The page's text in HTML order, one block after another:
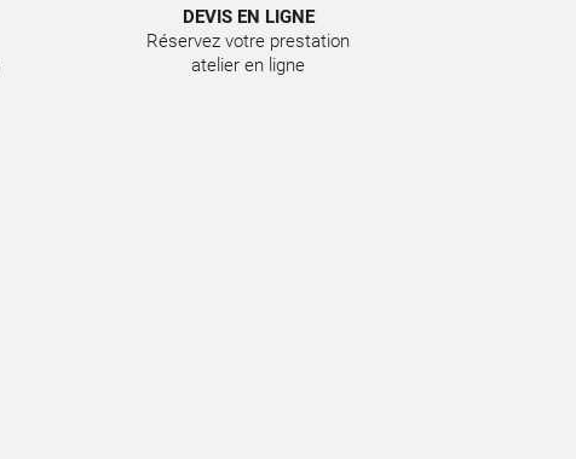
DEVIS EN LIGNE
Réservez votre prestation
atelier en ligne